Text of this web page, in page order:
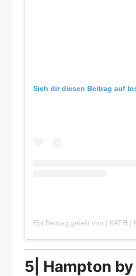
Sieh dir diesen Beitrag auf
5| Hampton